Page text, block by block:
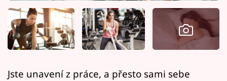
Pořady
Mámy sobě
Jste unavení z práce, a přesto sami sebe